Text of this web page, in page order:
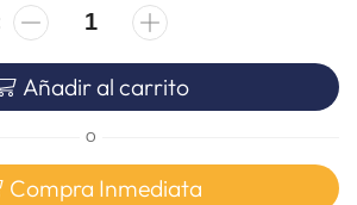
Añadir al carrito
O
Compra Inmediata